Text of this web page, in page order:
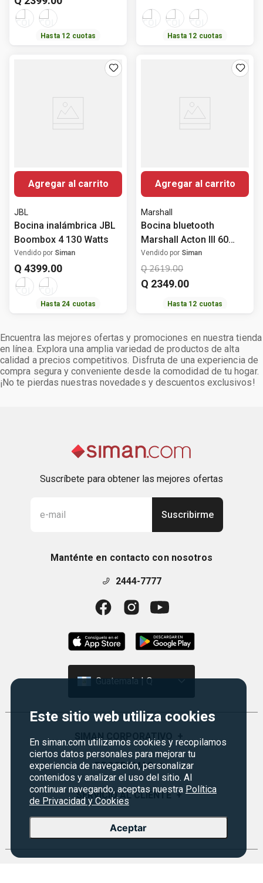
Este sitio web utiliza cookies
En siman.com utilizamos cookies y recopilamos
ciertos datos personales para mejorar tu
experiencia de navegación, personalizar
contenidos y analizar el uso del sitio. Al
continuar navegando, aceptas nuestra Política
de Privacidad y Cookies
Aceptar
Hasta 12 cuotas Hasta 12 cuotas
Agregar al carrito
JBL
Bocina inalámbrica JBL
Boombox 4 130 Watts
Vendido por Siman
Q 4399.00
Hasta 24 cuotas
Agregar al carrito
Marshall
Bocina bluetooth
Marshall Acton III 60
Watts
Vendido por Siman
Q 2619.00
Q 2349.00
Hasta 12 cuotas
Encuentra las mejores ofertas y promociones en nuestra tienda
en línea. Explora una amplia variedad de productos de alta
calidad a precios competitivos. Disfruta de una experiencia de
compra segura y conveniente desde la comodidad de tu hogar.
¡No te pierdas nuestras novedades y descuentos exclusivos!
Suscríbete para obtener las mejores ofertas
Suscribirme
Manténte en contacto con nosotros
2444-7777
Guatemala | Q
SIMAN CORPORATIVO
Quiénes Somos
Visión y Misión
Historia
Sucursales
Servicios
Empleos Siman
PROGRAMAS +
Monedero
Siman PRO
SERVICIO AL CLIENTE +
Preguntas Frecuentes
Política de devoluciones y garantías
Contáctenos
EVENTOS